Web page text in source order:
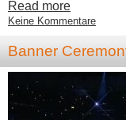
Read more
Keine Kommentare
Banner